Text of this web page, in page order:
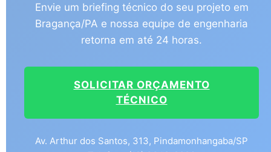
Envie um briefing técnico do seu projeto em
Bragança/PA e nossa equipe de engenharia
retorna em até 24 horas.
SOLICITAR ORÇAMENTO
TÉCNICO
Av. Arthur dos Santos, 313, Pindamonhangaba/SP